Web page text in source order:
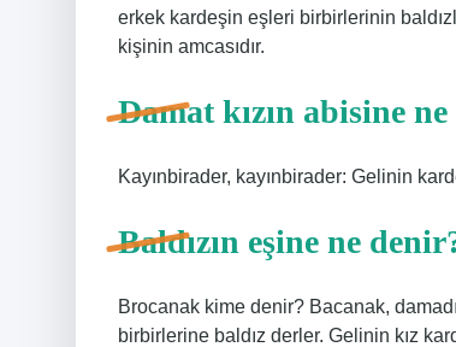
erkek kardeşin eşleri birbirlerinin
kişinin amcasıdır.
Damat kızın abisine
Kayınbirader, kayınbirader: Gelinin
Baldızın eşine ne
Brocanak kime denir? Bacanak,
birbirlerine baldız derler. Gelinin kız